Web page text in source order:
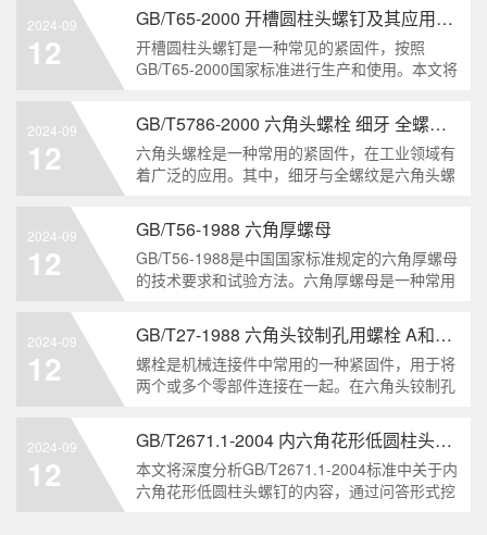
标准。本文将深度分析这种螺钉的特点、应用以
及制造要求等相关知识点，为读者提供全面的了
解。1. 六角头自
2024-09
12
GB/T65-2000 开槽圆柱头螺钉及其应用领域
开槽圆柱头螺钉是一种常见的紧固件，按照
GB/T65-2000国家标准进行生产和使用。本文将
领域，帮助读者更好地了解和应用该种螺钉。什
么是GB/T65-2000 开槽圆柱头螺钉？GB/T65-
200
2024-09
12
GB/T5786-2000 六角头螺栓 细牙 全螺纹——工业重要性和特点
六角头螺栓是一种常用的紧固件，在工业领域有
着广泛的应用。其中，细牙与全螺纹是六角头螺
两个方面，对GB/T5786-2000标准下的六角头螺
栓 细牙 全螺纹进行深度分析和知识挖掘。什么
是GB/T57
2024-09
12
GB/T56-1988 六角厚螺母
GB/T56-1988是中国国家标准规定的六角厚螺母
的技术要求和试验方法。六角厚螺母是一种常用
用于需要更大的力矩和耐久性的紧固装配。六角
厚螺母的材料和制造工艺六角厚螺母通常由低碳
钢、中碳钢或合金钢
2024-09
12
GB/T27-1988 六角头铰制孔用螺栓 A和B级
螺栓是机械连接件中常用的一种紧固件，用于将
两个或多个零部件连接在一起。在六角头铰制孔
级和B级两种。下面我们来分析一下这两种级别
的螺栓有哪些区别。1. A级和B级的定义和标准
有什么不同?A级和B级是
2024-09
12
GB/T2671.1-2004 内六角花形低圆柱头螺钉
本文将深度分析GB/T2671.1-2004标准中关于内
六角花形低圆柱头螺钉的内容，通过问答形式挖